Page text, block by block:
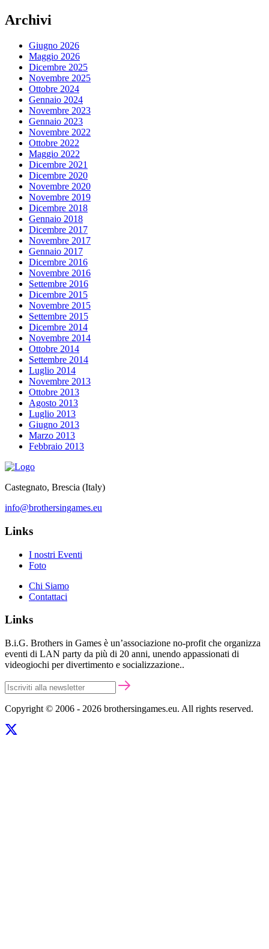
Archivi
Giugno 2026
Maggio 2026
Dicembre 2025
Novembre 2025
Ottobre 2024
Gennaio 2024
Novembre 2023
Gennaio 2023
Novembre 2022
Ottobre 2022
Maggio 2022
Dicembre 2021
Dicembre 2020
Novembre 2020
Novembre 2019
Dicembre 2018
Gennaio 2018
Dicembre 2017
Novembre 2017
Gennaio 2017
Dicembre 2016
Novembre 2016
Settembre 2016
Dicembre 2015
Novembre 2015
Settembre 2015
Dicembre 2014
Novembre 2014
Ottobre 2014
Settembre 2014
Luglio 2014
Novembre 2013
Ottobre 2013
Agosto 2013
Luglio 2013
Giugno 2013
Marzo 2013
Febbraio 2013
Castegnato, Brescia (Italy)
info@brothersingames.eu
Links
I nostri Eventi
Foto
Chi Siamo
Contattaci
Links
B.i.G. Brothers in Games è un’associazione no-profit che organizza
eventi di LAN party da più di 20 anni, unendo appassionati di
videogiochi per divertimento e socializzazione..
Copyright © 2006 - 2026 brothersingames.eu. All rights reserved.